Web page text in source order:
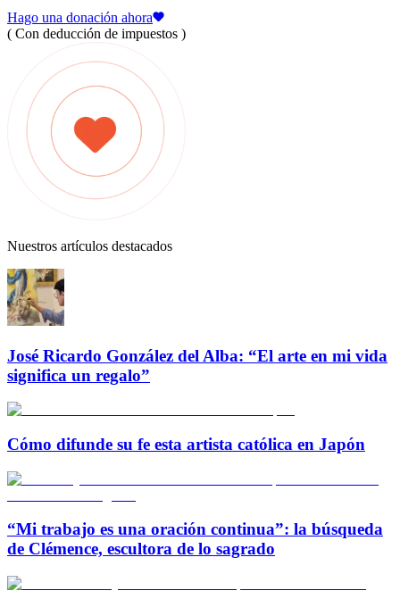
Hago una donación ahora
( Con deducción de impuestos )
Nuestros artículos destacados
José Ricardo González del Alba: “El arte en mi vida
significa un regalo”
Cómo difunde su fe esta artista católica en Japón
“Mi trabajo es una oración continua”: la búsqueda
de Clémence, escultora de lo sagrado